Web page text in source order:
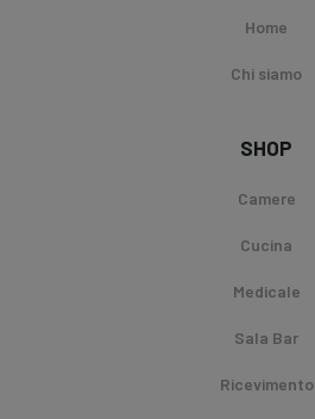
Home
Chi siamo
SHOP
Camere
Cucina
Medicale
Sala Bar
Ricevimento